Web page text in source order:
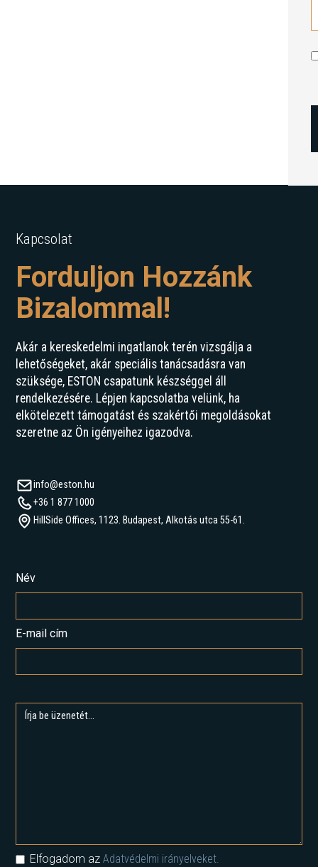
Kapcsolat
Forduljon Hozzánk
Bizalommal!
Akár a kereskedelmi ingatlanok terén vizsgálja a
lehetőségeket, akár speciális tanácsadásra van
szüksége, ESTON csapatunk készséggel áll
rendelkezésére. Lépjen kapcsolatba velünk, ha
elkötelezett támogatást és szakértői megoldásokat
szeretne az Ön igényeihez igazodva.
info@eston.hu
+36 1 877 1000
HillSide Offices, 1123. Budapest, Alkotás utca 55-61.
Név
E-mail cím
Elfogadom azAdatvédelmi irányelveket.